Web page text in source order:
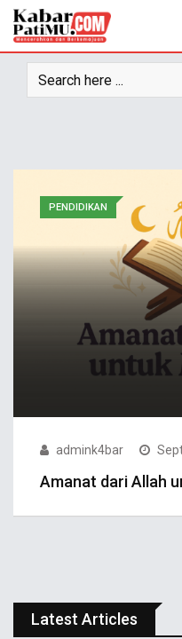
PENDIDIKAN
admink4bar
Amanat dari Allah
Latest Articles